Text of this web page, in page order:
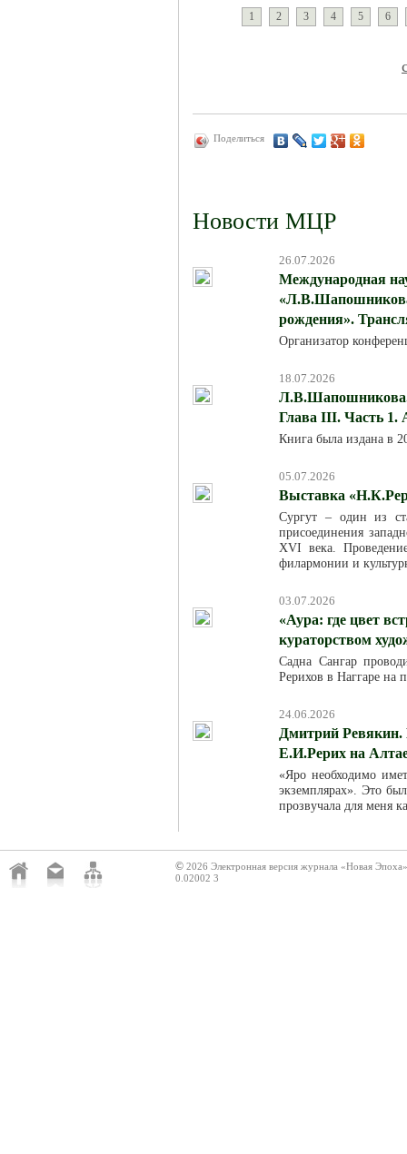
1 2 3 4 5 6
Поделиться
Новости МЦР
26.07.2026
Международная
рождения».
Организатор
18.07.2026
Л.В.Шапошникова.
Глава III. Часть 1.
Книга была издана в
05.07.2026
Выставка
Сургут – один из
присоединения
XVI века.
филармонии и
03.07.2026
«Аура: где цвет
кураторством
Садна Сангар
Рерихов в Наггаре на
24.06.2026
Дмитрий Ревякин.
Е.И.Рерих на
«Яро необходимо
экземплярах». Это
прозвучала для меня
© 2026 Электронная версия журнала «Новая Эпоха»
0.02002 3